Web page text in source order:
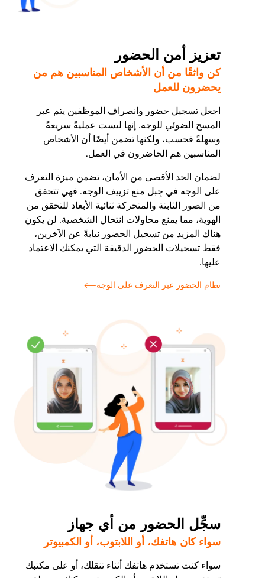
تعزيز أمن الحضور
كن واثقًا من أن الأشخاص المناسبين هم من
يحضرون للعمل
اجعل تسجيل حضور وانصراف الموظفين يتم عبر
المسح الضوئي للوجه. إنها ليست عمليةً سريعةً
وسهلةً فحسب، ولكنها تضمن أيضًا أن الأشخاص
المناسبين هم الحاضرون في العمل.
لضمان الحد الأقصى من الأمان، تضمن ميزة التعرف
على الوجه في جِبل منع تزييف الوجه. فهي تتحقق
من الصور الثابتة والمتحركة ثنائية الأبعاد للتحقق من
الهوية، مما يمنع محاولات انتحال الشخصية. لن يكون
هناك المزيد من تسجيل الحضور نيابةً عن الآخرين،
فقط تسجيلات الحضور الدقيقة التي يمكنك الاعتماد
عليها.
نظام الحضور عبر التعرف على الوجه
سجِّل الحضور من أي جهاز
سواء كان هاتفك، أو اللابتوب، أو الكمبيوتر
سواء كنت تستخدم هاتفك أثناء تنقلك، أو على مكتبك